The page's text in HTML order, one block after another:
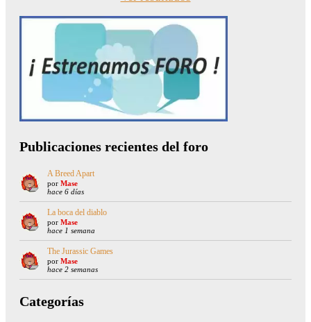
Publicaciones recientes del foro
A Breed Apart
por Mase
hace 6 días
La boca del diablo
por Mase
hace 1 semana
The Jurassic Games
por Mase
hace 2 semanas
Categorías